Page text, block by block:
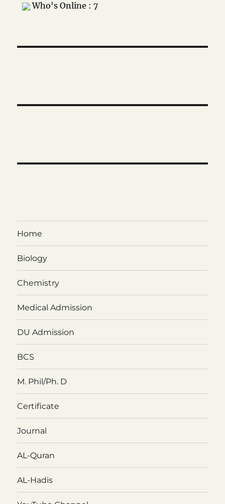
Who's Online : 7
Home
Biology
Chemistry
Medical Admission
DU Admission
BCS
M. Phil/Ph. D
Certificate
Journal
AL-Quran
AL-Hadis